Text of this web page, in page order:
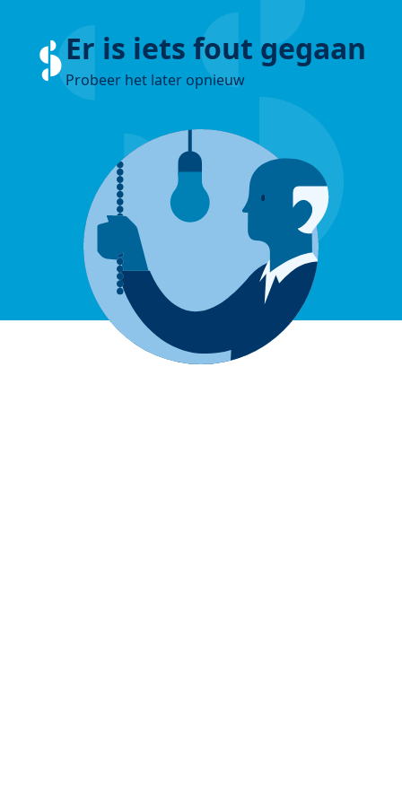
Er is iets fout gegaan
Probeer het later opnieuw